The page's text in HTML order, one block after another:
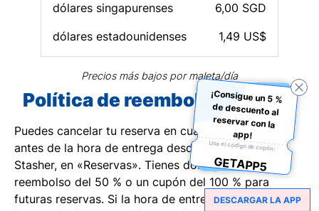
Precios más bajos por maleta/día
dólares singapurenses
6,00 SGD
dólares estadounidenses
1,49 US$
Política de reembolso flexible
Puedes cancelar tu reserva en cualquier momento
antes de la hora de entrega desde tu cuenta de
Stasher, en «Reservas». Tienes dos opciones: un
reembolso del 50 % o un cupón del 100 % para
futuras reservas. Si la hora de entrega ya ha pasado,
¡Consigue un 5 %
de descuento al
reservar con la
app!
Usa el código de cupón:
GETAPP5
DESCARGAR LA APP